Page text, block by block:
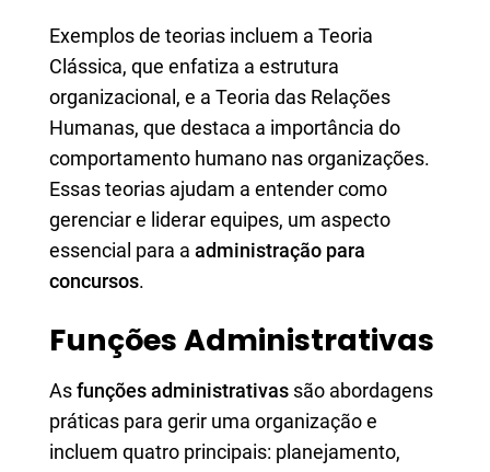
Exemplos de teorias incluem a Teoria
Clássica, que enfatiza a estrutura
organizacional, e a Teoria das Relações
Humanas, que destaca a importância do
comportamento humano nas organizações.
Essas teorias ajudam a entender como
gerenciar e liderar equipes, um aspecto
essencial para a administração para
concursos.
Funções Administrativas
Asfunções administrativas são abordagens
práticas para gerir uma organização e
incluem quatro principais: planejamento,